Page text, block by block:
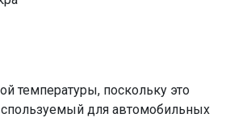
температуры, поскольку это
для автомобильных